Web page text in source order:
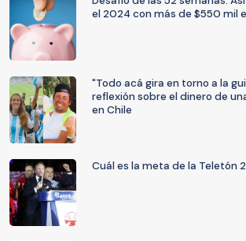
el 2024 con más de $550 mil
"Todo acá gira en torno a la
reflexión sobre el dinero de
en Chile
Cuál es la meta de la Teletón